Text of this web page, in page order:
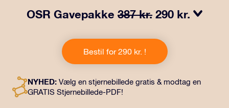
OSR Gavepakke 387 kr. 290 kr.
Denne gave inkluderer en smuk kuvert og personlige
dokumenter, der sendes til en adresse efter dit eget
valg, samt digitale dokumenter og gratis brug af vores
venner og familie.
Bestil for 290 kr. !
NYHED: Vælg en stjernebillede gratis & modtag en
GRATIS Stjernebillede-PDF!